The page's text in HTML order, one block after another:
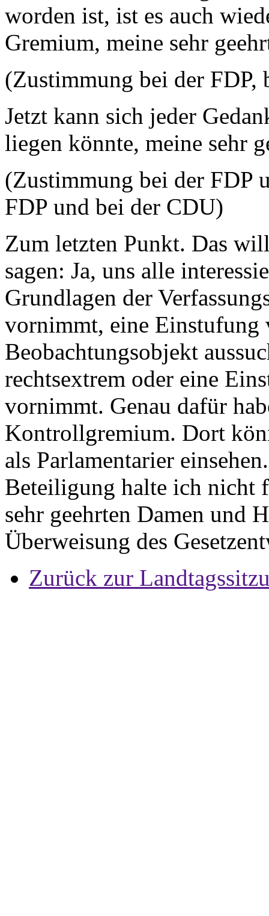
worden ist, ist es auch
Gremium, meine sehr
(Zustimmung bei der FDP,
Jetzt kann sich jeder
liegen könnte, meine sehr
(Zustimmung bei der FDP
FDP und bei der CDU)
Zum letzten Punkt. Das
sagen: Ja, uns alle
Grundlagen der
vornimmt, eine Einstufung
Beobachtungsobjekt
rechtsextrem oder eine
vornimmt. Genau dafür
Kontrollgremium. Dort
als Parlamentarier
Beteiligung halte ich nicht
sehr geehrten Damen und
Überweisung des
Zurück zur